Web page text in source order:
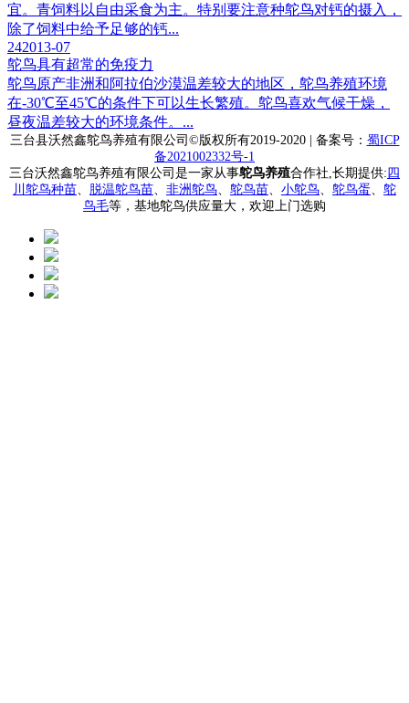
宜。青饲料以自由采食为主。特别要注意种鸵鸟对钙的摄入，
除了饲料中给予足够的钙...
242013-07
鸵鸟具有超常的免疫力
鸵鸟原产非洲和阿拉伯沙漠温差较大的地区，鸵鸟养殖环境
在-30℃至45℃的条件下可以生长繁殖。鸵鸟喜欢气候干燥，
昼夜温差较大的环境条件。...
三台县沃然鑫鸵鸟养殖有限公司 ©版权所有2019-2020 | 备案号： 蜀ICP
备2021002332号-1
三台沃然鑫鸵鸟养殖有限公司是一家从事鸵鸟养殖合作社,长期提供: 四
川鸵鸟种苗、 脱温鸵鸟苗、 非洲鸵鸟、 鸵鸟苗、 小鸵鸟、 鸵鸟蛋、 鸵
鸟毛等，基地鸵鸟供应量大，欢迎上门选购